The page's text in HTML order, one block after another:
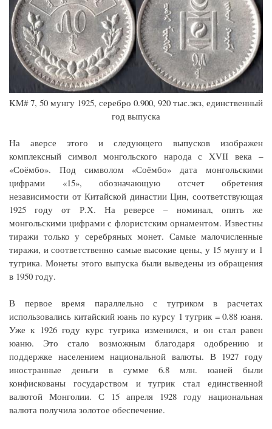
KM# 7, 50 мунгу 1925, серебро 0.900, 920 тыс.экз, единственный
год выпуска
На аверсе этого и следующего выпусков изображен
комплексный символ монгольского народа с XVII века –
«Соёмбо». Под символом «Соёмбо» дата монгольскими
цифрами «15», обозначающую отсчет обретения
независимости от Китайской династии Цин, соответствующая
1925 году от Р.Х. На реверсе – номинал, опять же
монгольскими цифрами с флористским орнаментом. Известны
тиражи только у серебряных монет. Самые малочисленные
тиражи, и соответственно самые высокие цены, у 15 мунгу и 1
тугрика. Монеты этого выпуска были выведены из обращения
в 1950 году.
В первое время параллельно с тугриком в расчетах
использовались китайский юань по курсу 1 тугрик = 0.88 юаня.
Уже к 1926 году курс тугрика изменился, и он стал равен
юаню. Это стало возможным благодаря одобрению и
поддержке населением национальной валюты. В 1927 году
иностранные деньги в сумме 6.8 млн. юаней были
конфискованы государством и тугрик стал единственной
валютой Монголии. С 15 апреля 1928 году национальная
валюта получила золотое обеспечение.